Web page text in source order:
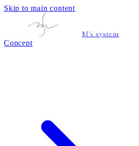
Skip to main content
M's system
Concept